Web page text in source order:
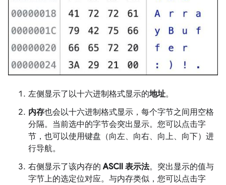
左侧显示了以十六进制格式显示的地址。
内存也会以十六进制格式显示，每个字节之间用空格
分隔。当前选中的字节会突出显示。您可以点击字
节，也可以使用键盘（向左、向右、向上、向下）进
行导航。
右侧显示了该内存的ASCII 表示法。突出显示的值与
字节上的选定位对应。与内存类似，您可以点击字